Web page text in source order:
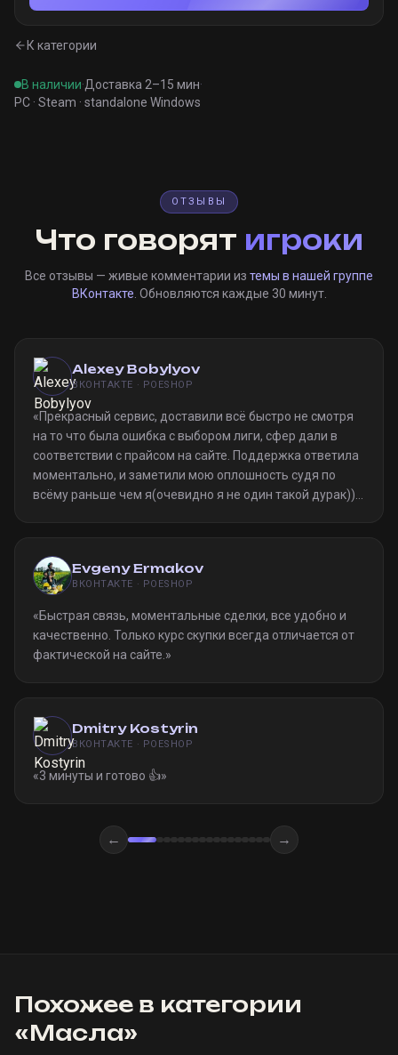
К категории
В наличии·Доставка 2–15 мин·
PC · Steam · standalone Windows
ОТЗЫВЫ
Что говорят игроки
Все отзывы — живые комментарии из темы в нашей группе
ВКонтакте . Обновляются каждые 30 минут.
Alexey Bobylyov
ВКОНТАКТЕ · POESHOP
«Прекрасный сервис, доставили всё быстро не смотря
на то что была ошибка с выбором лиги, сфер дали в
соответствии с прайсом на сайте. Поддержка ответила
моментально, и заметили мою оплошность судя по
всёму раньше чем я(очевидно я не один такой дурак)).
Evgeny Ermakov
ВКОНТАКТЕ · POESHOP
«Быстрая связь, моментальные сделки, все удобно и
качественно. Только курс скупки всегда отличается от
фактической на сайте. »
Dmitry Kostyrin
ВКОНТАКТЕ · POESHOP
«3 минуты и готово 👍»
← →
Похожее в категории
«Масла»